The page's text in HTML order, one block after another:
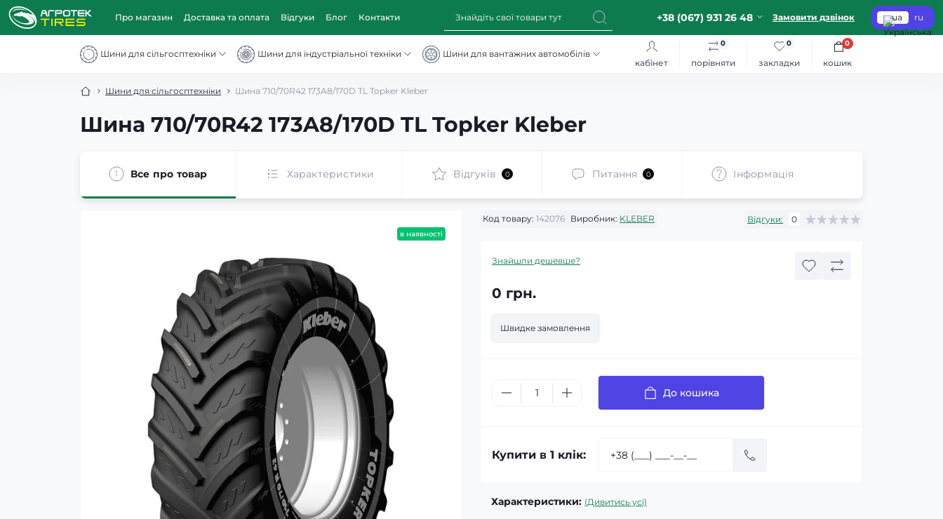
Про магазин Доставка та оплата Відгуки Блог Контакти +38 (067) 931 26 48 Замовити дзвінок ua ru
Шини для сільгосптехніки Шини для індустріальної техніки
Шини для вантажних автомобілів
кабінет
порівняти
0
закладки
0
кошик
0
Шини для сільгосптехніки Шина 710/70R42 173A8/170D TL Topker Kleber
Шина 710/70R42 173A8/170D TL Topker Kleber
Все про товар Характеристики Відгуків 0 Питання 0 Iнформація
в наявності
Код товару: 142076 Виробник: KLEBER Відгуки: 0
Знайшли дешевше?
0 грн.
Швидке замовлення
До кошика
Купити в 1 клік:
Характеристики: (Дивитись усі)